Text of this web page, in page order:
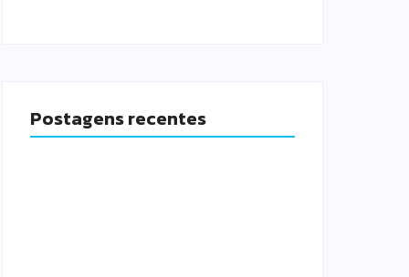
Postagens recentes